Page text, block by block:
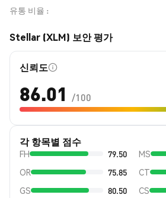
유통 비율
Stellar (XLM) 보안 평가
신뢰도
86.01 /100
각 항목별 점수
FH 79.50 MS
OR
75.85 CT
GS
80.50 CS